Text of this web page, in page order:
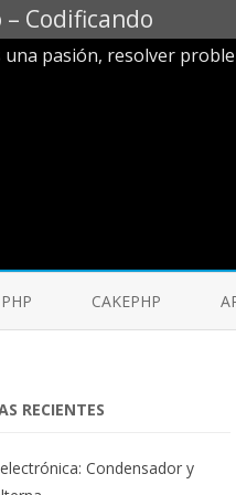
– Codificando
pasión, resolver
PHP CAKEPHP
RECIENTES
Condensador y